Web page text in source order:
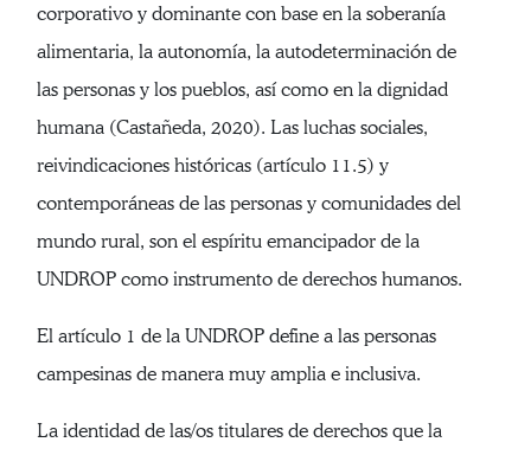
corporativo y dominante con base en la soberanía
alimentaria, la autonomía, la autodeterminación de
las personas y los pueblos, así como en la dignidad
humana (Castañeda, 2020). Las luchas sociales,
reivindicaciones históricas (artículo 11.5) y
contemporáneas de las personas y comunidades del
mundo rural, son el espíritu emancipador de la
UNDROP como instrumento de derechos humanos.
El artículo 1 de la UNDROP define a las personas
campesinas de manera muy amplia e inclusiva.
La identidad de las/os titulares de derechos que la